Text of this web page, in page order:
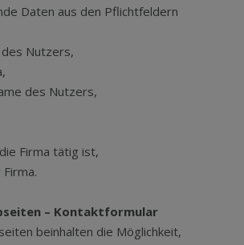
Daten aus den Pflichtfeldern
Nutzers,
des Nutzers,
Firma tätig ist,
– Kontaktformular
beinhalten die Möglichkeit,